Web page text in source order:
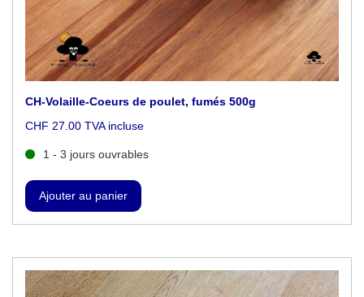
CH-Volaille-Coeurs de poulet, fumés 500g
CHF 27.00 TVA incluse
1 - 3 jours ouvrables